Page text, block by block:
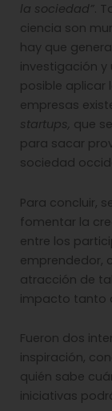
la sociedad”.
ciencia son
hay que
investigación y
posible aplicar
empresas
startups, que
para sacar
sociedad
Para concluir,
fomentar la
entre los
emprendedor,
atracción de
impacto tanto
Fueron dos
inspiración,
quién sabe
iniciativas